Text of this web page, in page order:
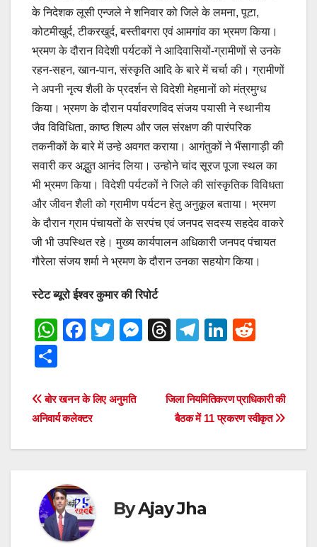
के निदेशक लूसी एन्जले ने शनिवार को जिले के लमना, पूटा,
कोटमीखुर्द, टीकरखुर्द, बस्तीबगरा एवं आमगांव का भ्रमण किया।
भ्रमण के दौरान विदेशी पर्यटकों ने आदिवासियों-ग्रामीणों से उनके
रहन-सहन, खान-पान, संस्कृति आदि के बारे में चर्चा की। ग्रामीणों
ने अपनी नृत्य शैली के प्रदर्शन से विदेशी मेहमानों को मंत्रमुग्ध
किया। भ्रमण के दौरान पर्यावरणविद संजय पयासी ने स्थानीय
जैव विविधिता, काष्ठ शिल्प और जल संरक्षण की पारंपरिक
तकनीकों के बारे में उन्हे अवगत कराया। आगंतुकों ने भैंसागाड़ी की
सवारी कर अद्भुत आनंद लिया। उन्होने चांद सूरज पूजा स्थल का
भी भ्रमण किया। विदेशी पर्यटकों ने जिले की सांस्कृतिक विविधता
और जीवन शैली को ग्रामीण पर्यटन हेतु अनुकूल बताया। भ्रमण
के दौरान ग्राम पंचायतों के सरपंच एवं जनपद सदस्य सहदेव वाकरे
जी भी उपस्थित रहे। मुख्य कार्यपालन अधिकारी जनपद पंचायत
गौरेला संजय शर्मा ने भ्रमण के दौरान उनका सहयोग किया।
स्टेट ब्यूरो ईश्वर कुमार की रिपोर्ट
W
s
A
p
F
e
b
o
k
T
er
M
g
T
a
d
s
T
gr
a
m
Li
e
dI
n
di
t
ar
e
Post
navigation
जिला नियमितिकरण प्राधिकारी की
बैठक में 11 प्रकरण स्वीकृत
बोर खनन के लिए अनुमति
अनिवार्य कलेक्टर
ByAjay Jha